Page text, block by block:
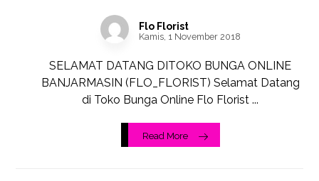
Flo Florist
Kamis, 1 November 2018
SELAMAT DATANG DITOKO BUNGA ONLINE
BANJARMASIN (FLO_FLORIST) Selamat Datang
di Toko Bunga Online Flo Florist ...
Read More